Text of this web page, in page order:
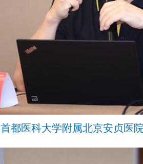
首都医科大学附属北京安贞医